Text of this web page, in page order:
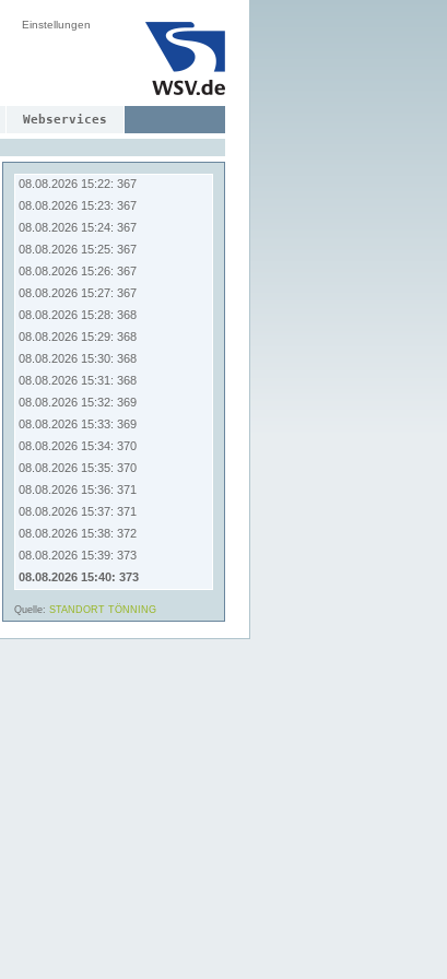
Einstellungen
Webservices
08.08.2026 15:15: 366
08.08.2026 15:19: 366
08.08.2026 15:20: 366
08.08.2026 15:21: 366
08.08.2026 15:22: 367
08.08.2026 15:23: 367
08.08.2026 15:24: 367
08.08.2026 15:25: 367
08.08.2026 15:26: 367
08.08.2026 15:27: 367
08.08.2026 15:28: 368
08.08.2026 15:29: 368
08.08.2026 15:30: 368
08.08.2026 15:31: 368
08.08.2026 15:32: 369
08.08.2026 15:33: 369
08.08.2026 15:34: 370
08.08.2026 15:35: 370
08.08.2026 15:36: 371
08.08.2026 15:37: 371
08.08.2026 15:38: 372
08.08.2026 15:39: 373
08.08.2026 15:40: 373
Quelle: STANDORT TÖNNING